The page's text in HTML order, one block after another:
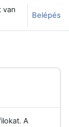
van
Belépés
A